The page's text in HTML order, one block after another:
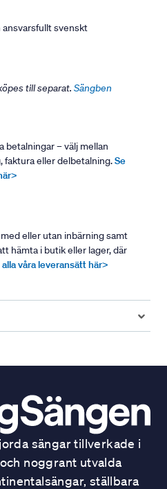
ansvarsfullt svenskt
till separat. Sängben
betalningar – välj mellan
eller delbetalning.Se
eller utan inbärning samt
hämta i butik eller lager, där
våra leveransätt här>
sängar tillverkade i
noggrant utvalda
ställbara